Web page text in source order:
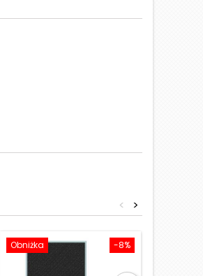
>
<
-8%
Obniżka